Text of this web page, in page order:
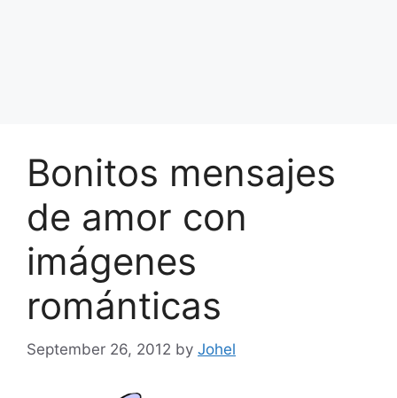
Bonitos mensajes
de amor con
imágenes
románticas
September 26, 2012 by Johel